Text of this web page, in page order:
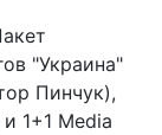
"Украина"
Пинчук),
1+1 Media